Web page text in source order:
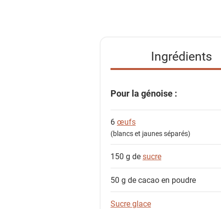
Ingrédients
Pour la génoise :
6œufs
(blancs et jaunes séparés)
150 g desucre
50 g decacao en poudre
Sucre glace